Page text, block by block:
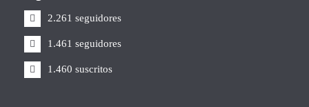
2.261 seguidores
1.461 seguidores
1.460 suscritos